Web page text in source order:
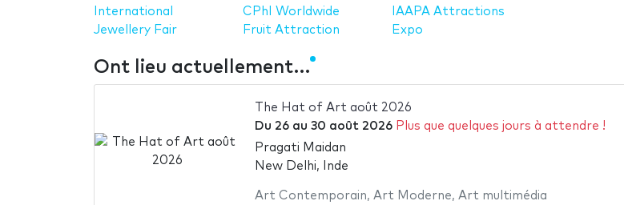
International
Jewellery Fair
CPhI Worldwide
Fruit Attraction
IAAPA Attractions
Expo
Ont lieu actuellement…
The Hat of Art août 2026
Du 26au 30 août 2026 Plus que quelques jours à attendre !
Pragati Maidan
New Delhi, Inde
Art Contemporain, Art Moderne, Art multimédia